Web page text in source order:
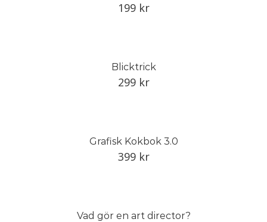
199 kr
Blicktrick
299 kr
Grafisk Kokbok 3.0
399 kr
Vad gör en art director?